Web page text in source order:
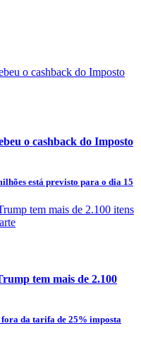
o cashback do Imposto
está previsto para o dia 15
tem mais de 2.100
da tarifa de 25% imposta